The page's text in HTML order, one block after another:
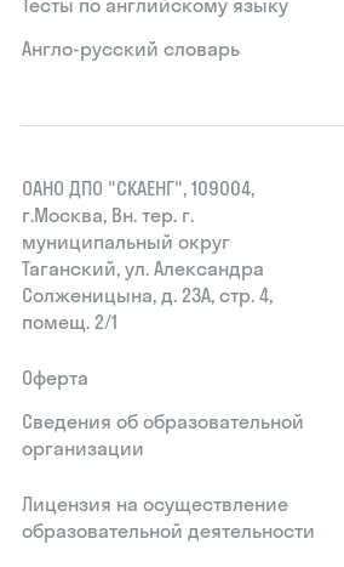
Тесты по английскому языку
Англо-русский словарь
ОАНО ДПО "СКАЕНГ", 109004,
г.Москва, Вн. тер. г.
муниципальный округ
Таганский, ул. Александра
Солженицына, д. 23А, стр. 4,
помещ. 2/1
Оферта
Сведения об образовательной
организации
Лицензия на осуществление
образовательной деятельности